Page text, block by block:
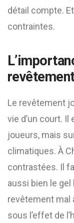
détail compte.
contraintes.
Le revêtement
vie d’un court.
joueurs, mais
climatiques. À
contrastées. Il
aussi bien le gel
revêtement mal
sous l’effet de